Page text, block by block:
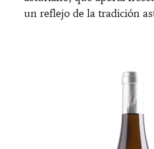
un reflejo de la tradición